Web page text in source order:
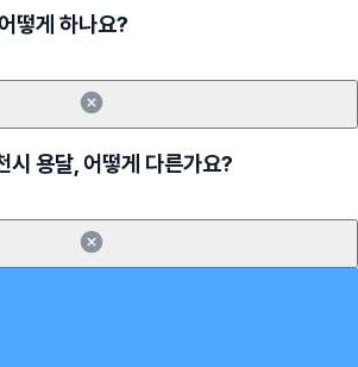
떻게 하나요?
시 용달, 어떻게 다른가요?